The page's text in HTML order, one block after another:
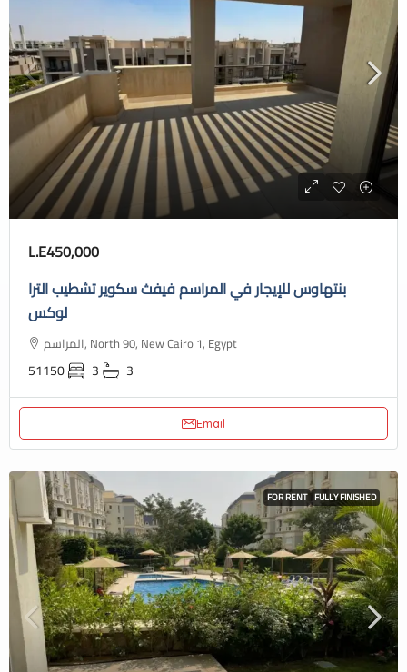
L.E450,000
بنتهاوس للإيجار في المراسم فيفث سكوير تشطيب الترا
لوكس
المراسم, North 90, New Cairo 1, Egypt
51150 3 3
Email
FOR RENT FULLY FINISHED